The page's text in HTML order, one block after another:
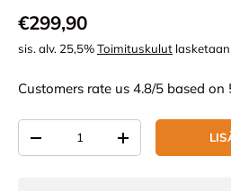
Normaali hinta
€299,90
sis. alv. 25,5%Toimituskulut
Customers rate us 4.8/5 based on
VÄHENNÄ MÄÄRÄÄLISÄÄ MÄÄRÄÄ